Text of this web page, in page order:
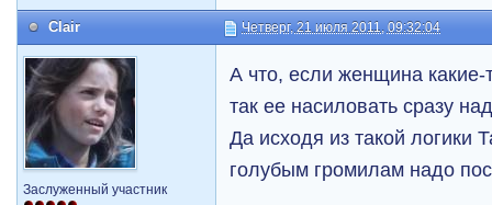
Clair Четверг, 21 июля 2011, 09:32:04
Заслуженный участник
А что, если женщина
так ее насиловать сразу
Да исходя из такой логики
голубым громилам надо